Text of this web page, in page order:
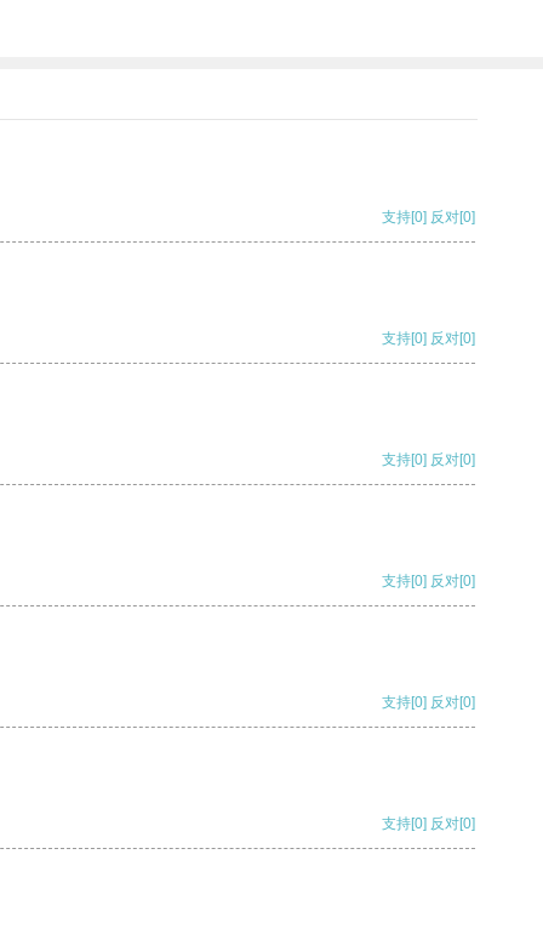
支持[0] 反对[0]
支持[0] 反对[0]
支持[0] 反对[0]
支持[0] 反对[0]
支持[0] 反对[0]
支持[0] 反对[0]